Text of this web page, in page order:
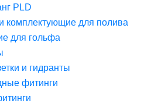
PLD
комплектующие для полива
для гольфа
и гидранты
фитинги